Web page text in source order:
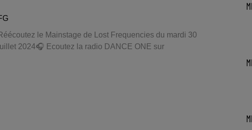
le Mainstage de Lost Frequencies du mardi 30
2024🎧 Ecoutez la radio DANCE ONE sur